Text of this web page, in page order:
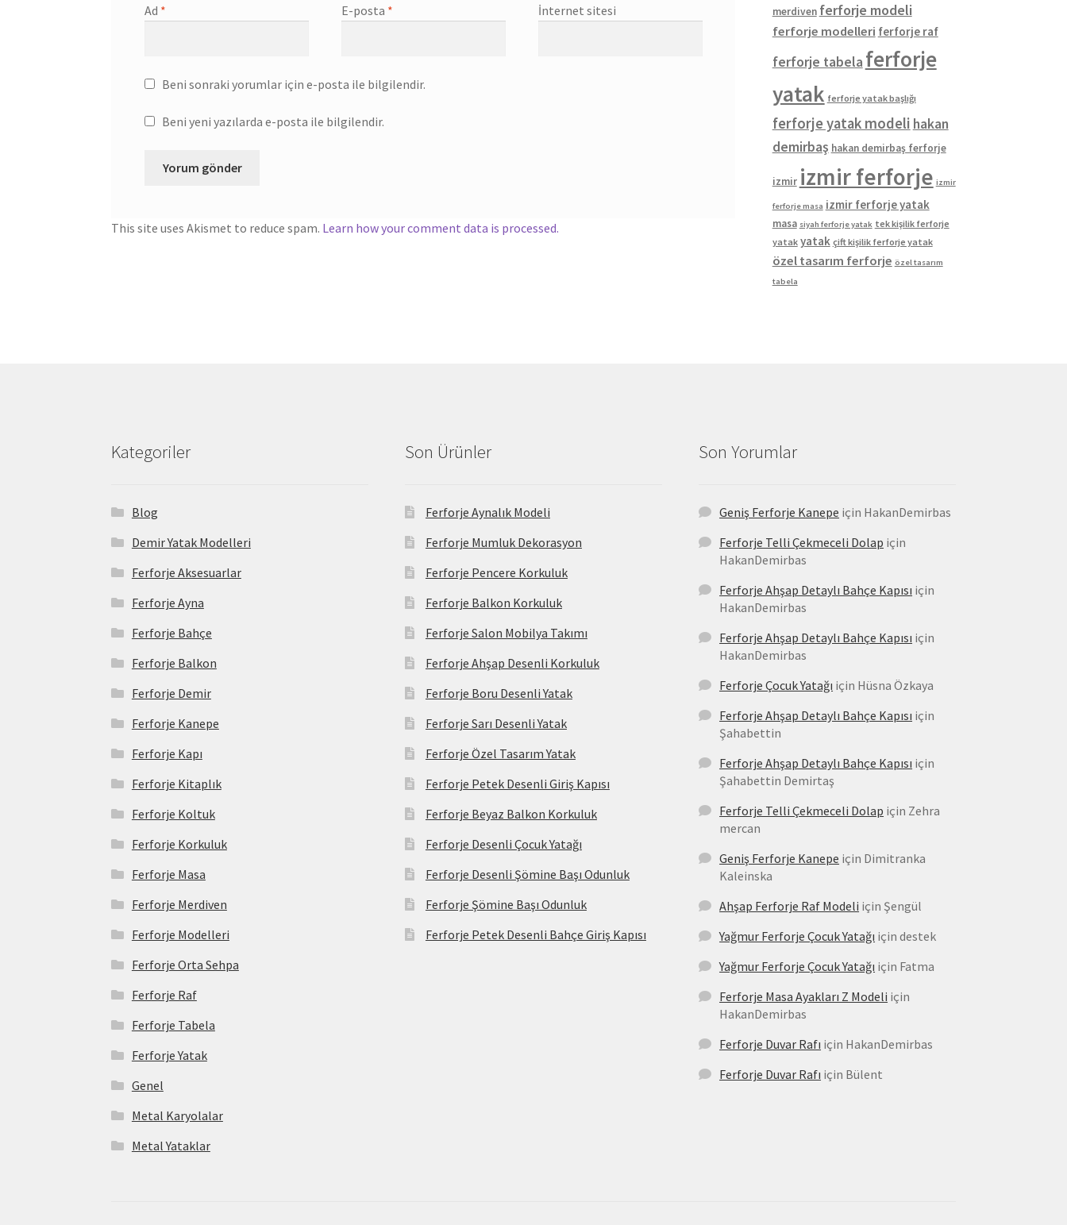
Ad * E-posta * İnternet sitesi
Beni sonraki yorumlar için e-posta ile bilgilendir.
Beni yeni yazılarda e-posta ile bilgilendir.
This site uses Akismet to reduce spam. Learn how your comment data is processed.
merdiven ferforje modeli
ferforje modelleri ferforje raf
ferforje tabela ferforje
yatak ferforje yatak başlığı
ferforje yatak modeli hakan
demirbaş hakan demirbaş ferforje
izmir izmir ferforje izmir
ferforje masa izmir ferforje yatak
masa siyah ferforje yatak tek kişilik ferforje
yatak yatak çift kişilik ferforje yatak
özel tasarım ferforje özel tasarım
tabela
Kategoriler
Blog
Demir Yatak Modelleri
Ferforje Aksesuarlar
Ferforje Ayna
Ferforje Bahçe
Ferforje Balkon
Ferforje Demir
Ferforje Kanepe
Ferforje Kapı
Ferforje Kitaplık
Ferforje Koltuk
Ferforje Korkuluk
Ferforje Masa
Ferforje Merdiven
Ferforje Modelleri
Ferforje Orta Sehpa
Ferforje Raf
Ferforje Tabela
Ferforje Yatak
Genel
Metal Karyolalar
Metal Yataklar
Son Ürünler
Ferforje Aynalık Modeli
Ferforje Mumluk Dekorasyon
Ferforje Pencere Korkuluk
Ferforje Balkon Korkuluk
Ferforje Salon Mobilya Takımı
Ferforje Ahşap Desenli Korkuluk
Ferforje Boru Desenli Yatak
Ferforje Sarı Desenli Yatak
Ferforje Özel Tasarım Yatak
Ferforje Petek Desenli Giriş Kapısı
Ferforje Beyaz Balkon Korkuluk
Ferforje Desenli Çocuk Yatağı
Ferforje Desenli Şömine Başı Odunluk
Ferforje Şömine Başı Odunluk
Ferforje Petek Desenli Bahçe Giriş Kapısı
Son Yorumlar
Geniş Ferforje Kanepe için HakanDemirbas
Ferforje Telli Çekmeceli Dolap için
HakanDemirbas
Ferforje Ahşap Detaylı Bahçe Kapısı için
HakanDemirbas
Ferforje Ahşap Detaylı Bahçe Kapısı için
HakanDemirbas
Ferforje Çocuk Yatağı için Hüsna Özkaya
Ferforje Ahşap Detaylı Bahçe Kapısı için
Şahabettin
Ferforje Ahşap Detaylı Bahçe Kapısı için
Şahabettin Demirtaş
Ferforje Telli Çekmeceli Dolap için Zehra
mercan
Geniş Ferforje Kanepe için Dimitranka
Kaleinska
Ahşap Ferforje Raf Modeli için Şengül
Yağmur Ferforje Çocuk Yatağı içindestek
Yağmur Ferforje Çocuk Yatağı için Fatma
Ferforje Masa Ayakları Z Modeli için
HakanDemirbas
Ferforje Duvar Rafı için HakanDemirbas
Ferforje Duvar Rafı için Bülent